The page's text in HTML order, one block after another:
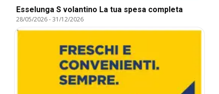
Esselunga S volantino La tua spesa completa
28/05/2026-31/12/2026